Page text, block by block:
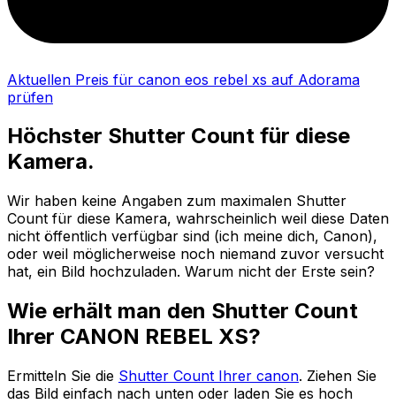
Aktuellen Preis für canon eos rebel xs auf Adorama
prüfen
Höchster Shutter Count für diese
Kamera.
Wir haben keine Angaben zum maximalen Shutter
Count für diese Kamera, wahrscheinlich weil diese Daten
nicht öffentlich verfügbar sind (ich meine dich, Canon),
oder weil möglicherweise noch niemand zuvor versucht
hat, ein Bild hochzuladen. Warum nicht der Erste sein?
Wie erhält man den Shutter Count
Ihrer CANON REBEL XS?
Ermitteln Sie die Shutter Count Ihrer canon. Ziehen Sie
das Bild einfach nach unten oder laden Sie es hoch